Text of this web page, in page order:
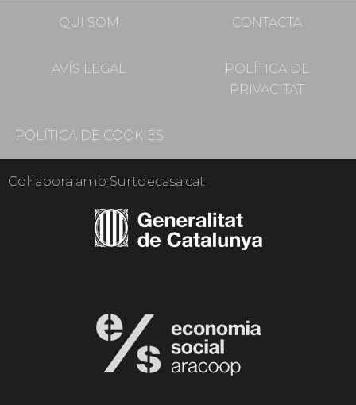
QUI SOM CONTACTA
AVÍS LEGAL
POLÍTICA DE
PRIVACITAT
POLÍTICA DE COOKIES
Col·labora amb Surtdecasa.cat